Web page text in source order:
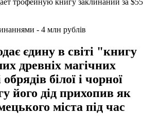
- 4 млн рублів
єдину в світі "книгу
древніх магічних
білої і чорної
його дід прихопив як
міста під час